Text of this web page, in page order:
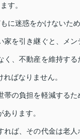
す。
に迷惑をかけないため
家を引き継ぐと、メ
く、不動産を維持する
ばなりません。
帯の負担を軽減する
ります。
れば、その代金は老